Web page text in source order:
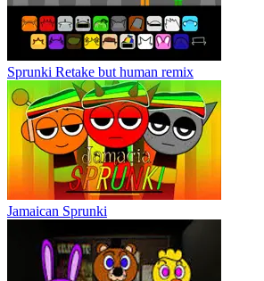
Sprunki Retake but human remix
Jamaican Sprunki